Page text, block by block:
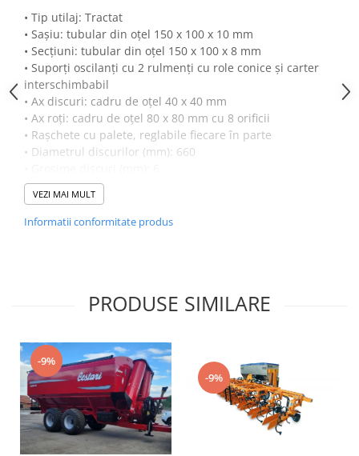
Utilaje Diverse
Utilaje pentru vii şi livezi
Utilaje Strip-Till (prelucrare în
benzi)
Utilaje usturoi
Înfoliatoare Baloţi
• Tip utilaj: Tractat
• Sașiu: tubular din oțel 150 x 100 x 10 mm
• Secțiuni: tubular din oțel 150 x 100 x 8 mm
• Suporți oscilanți cu 2 rulmenți cu role conice și carter
interschimbabil
• Ax discuri: cadru de oțel 40 x 40 mm
• Ax roţi: cadru de oțel 80 x 80 mm cu 8 orificii
• Rașchete cu palete, reglabile fiecare în parte
• Diametrul discurilor (mm): 660
• Discuri dințate față - netede spate
• Tăvălug colivie, cuplare mecanică
• Secțiuni în X
VEZI MAI MULT
Informatii conformitate produs
PRODUSE SIMILARE
-9%
-9%